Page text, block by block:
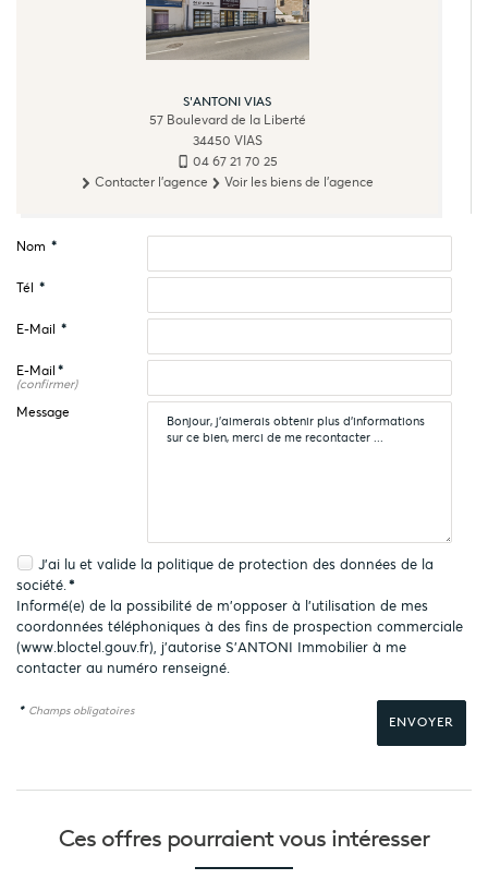
S'ANTONI VIAS
57 Boulevard de la Liberté
34450 VIAS
04 67 21 70 25
Contacter l'agence
Voir les biens de l'agence
Nom *
Tél *
E-Mail *
E-Mail *
(confirmer)
Message
J'ai lu et valide la politique de protection des données de la
société.*
Informé(e) de la possibilité de m'opposer à l'utilisation de mes
coordonnées téléphoniques à des fins de prospection commerciale
(www.bloctel.gouv.fr), j'autorise S'ANTONI Immobilier à me
contacter au numéro renseigné.
* Champs obligatoires
Ces offres pourraientvous intéresser